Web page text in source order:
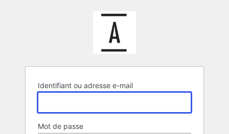
Identifiant ou adresse e-mail
Mot de passe